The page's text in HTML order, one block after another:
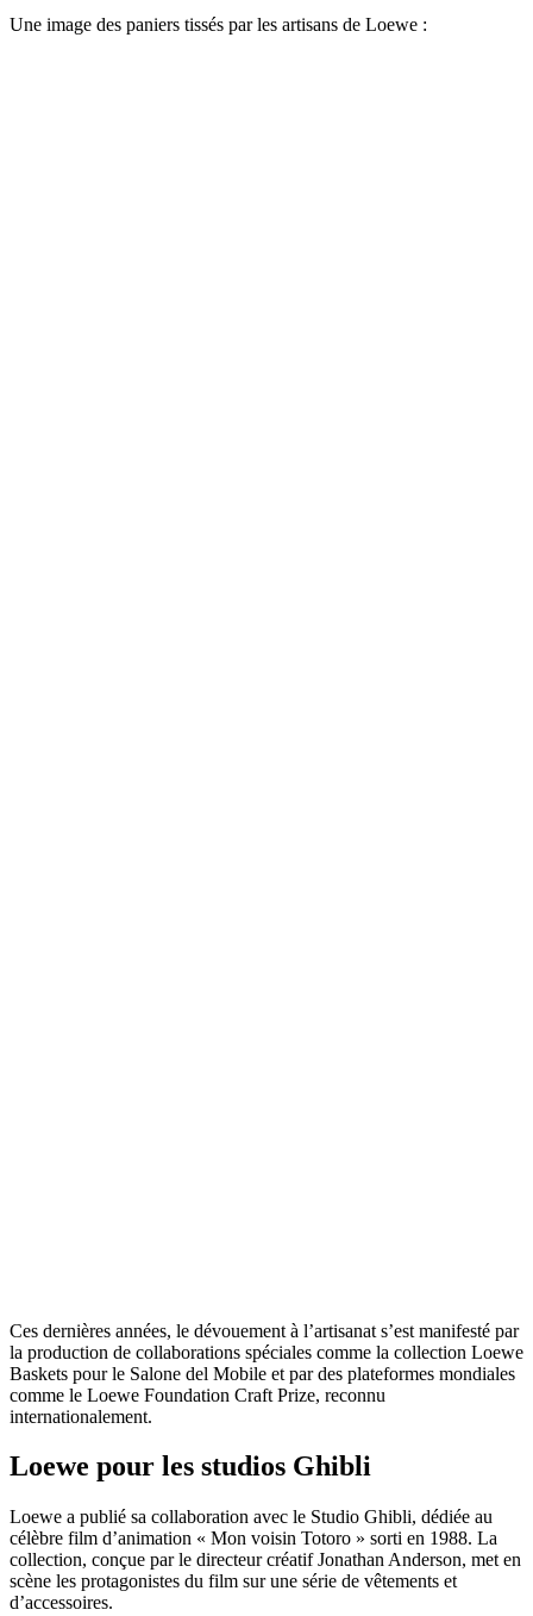
Une image des paniers tissés par les artisans de Loewe :
Ces dernières années, le dévouement à l’artisanat s’est manifesté par
la production de collaborations spéciales comme la collection Loewe
Baskets pour le Salone del Mobile et par des plateformes mondiales
comme le Loewe Foundation Craft Prize, reconnu
internationalement.
Loewe pour les studios Ghibli
Loewe a publié sa collaboration avec le Studio Ghibli, dédiée au
célèbre film d’animation « Mon voisin Totoro » sorti en 1988. La
collection, conçue par le directeur créatif Jonathan Anderson, met en
scène les protagonistes du film sur une série de vêtements et
d’accessoires.